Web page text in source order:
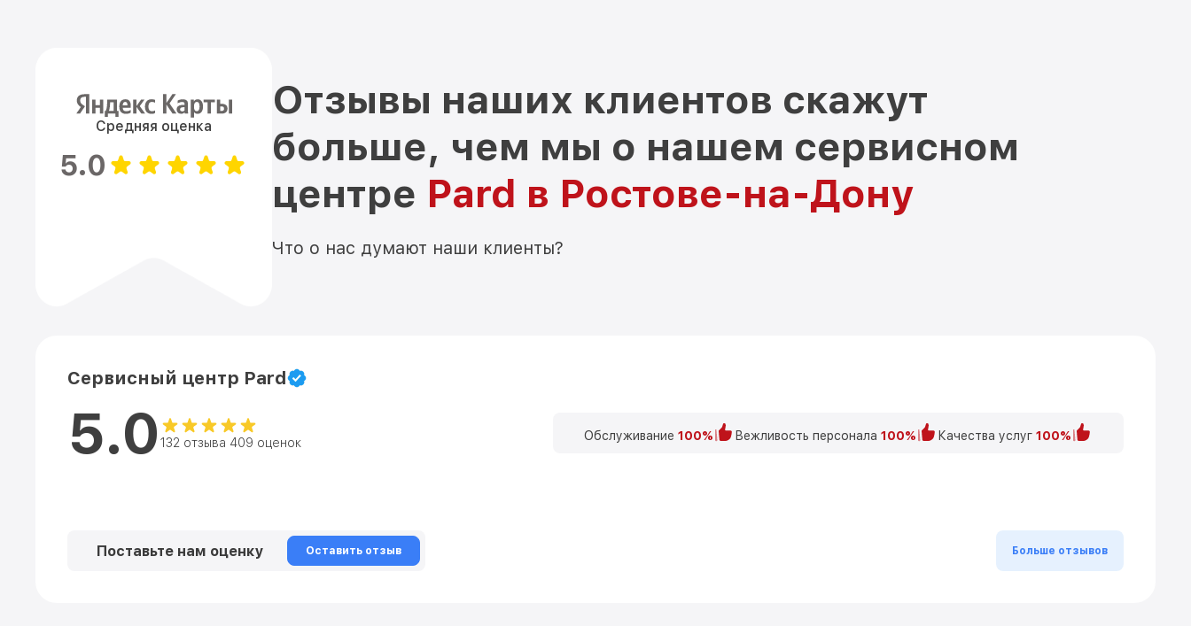
Средняя оценка
5.0
Отзывы наших клиентов скажут
больше, чем мы о нашем сервисном
центре Pard в Ростове-на-Дону
Что о нас думают наши клиенты?
Сервисный центр Pard
5.0 132 отзыва 409 оценок Обслуживание 100% Вежливость персонала 100% Качества услуг 100%
Поставьте нам оценку Оставить отзыв Больше отзывов